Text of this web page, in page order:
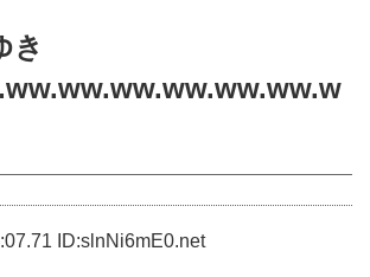
き
ID:slnNi6mE0.net